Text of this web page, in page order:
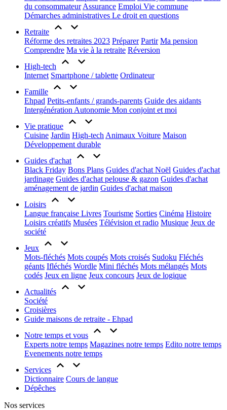
du consommateur Assurance Emploi Vie commune
Démarches administratives Le droit en questions
Retraite
Réforme des retraites 2023 Préparer Partir Ma pension
Comprendre Ma vie à la retraite Réversion
High-tech
Internet Smartphone / tablette Ordinateur
Famille
Ehpad Petits-enfants / grands-parents Guide des aidants
Intergénération Autonomie Mon conjoint et moi
Vie pratique
Cuisine Jardin High-tech Animaux Voiture Maison
Développement durable
Guides d'achat
Black Friday Bons Plans Guides d'achat Noël Guides d'achat
jardinage Guides d'achat pelouse & gazon Guides d'achat
aménagement de jardin Guides d'achat maison
Loisirs
Langue française Livres Tourisme Sorties Cinéma Histoire
Loisirs créatifs Musées Télévision et radio Musique Jeux de
société
Jeux
Mots-fléchés Mots coupés Mots croisés Sudoku Fléchés
géants Ifléchés Wordle Mini fléchés Mots mélangés Mots
codés Jeux en ligne Jeux concours Jeux de logique
Actualités
Société
Croisières
Guide maisons de retraite - Ehpad
Notre temps et vous
Experts notre temps Magazines notre temps Edito notre temps
Evenements notre temps
Services
Dictionnaire Cours de langue
Dépêches
Nos services